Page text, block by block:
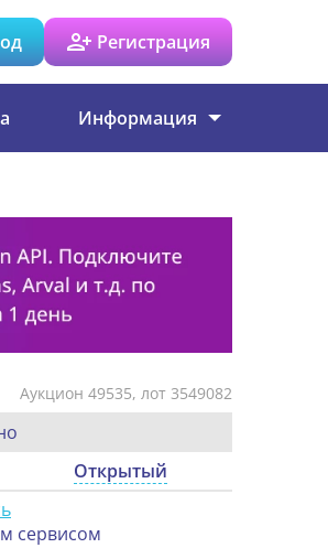
Регистрация
Информация
Аукцион 49535, лот 3549082
Открытый
сервисом